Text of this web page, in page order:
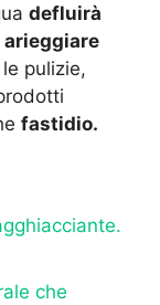
defluirà
arieggiare
pulizie,
fastidio.
che